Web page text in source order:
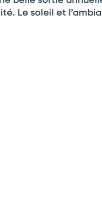
Le soleil et